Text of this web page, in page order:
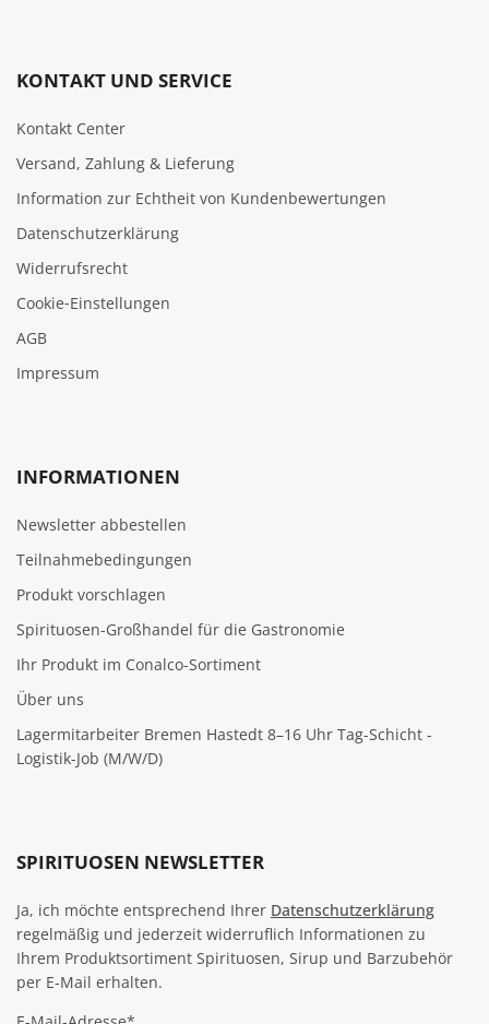
KONTAKT UND SERVICE
Kontakt Center
Versand, Zahlung & Lieferung
Information zur Echtheit von Kundenbewertungen
Datenschutzerklärung
Widerrufsrecht
Cookie‑Einstellungen
AGB
Impressum
INFORMATIONEN
Newsletter abbestellen
Teilnahmebedingungen
Produkt vorschlagen
Spirituosen-Großhandel für die Gastronomie
Ihr Produkt im Conalco-Sortiment
Über uns
Lagermitarbeiter Bremen Hastedt 8–16 Uhr Tag-Schicht -
Logistik-Job (M/W/D)
SPIRITUOSEN NEWSLETTER
Ja, ich möchte entsprechend Ihrer Datenschutzerklärung
regelmäßig und jederzeit widerruflich Informationen zu
Ihrem Produktsortiment Spirituosen, Sirup und Barzubehör
per E-Mail erhalten.